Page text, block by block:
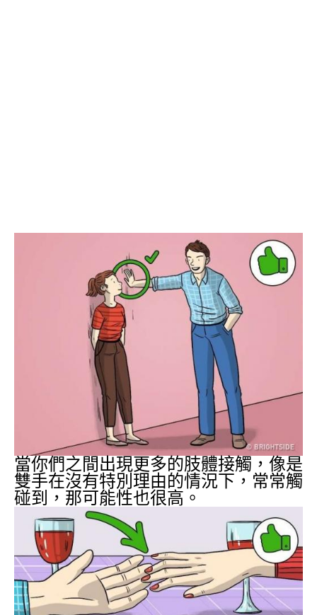
當你們之間出現更多的肢體接觸，像是
雙手在沒有特別理由的情況下，常常觸
碰到，那可能性也很高。